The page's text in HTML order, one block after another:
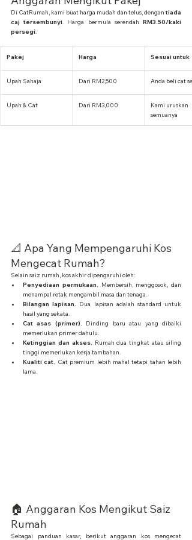
Di CatRumah, kami buat harga mudah dan telus, dengan tiada
caj tersembunyi. Harga bermula serendah RM3.50/kaki
persegi.
Pakej Harga Sesuai untuk
Upah Sahaja Dari RM2,500 Anda beli cat
Upah & Cat Dari RM3,000
Kami uruskan
semuanya
📐 Apa Yang Mempengaruhi Kos
Mengecat Rumah?
Selain saiz rumah, kos akhir dipengaruhi oleh:
Penyediaan permukaan. Membersih, menggosok, dan
menampal retak mengambil masa dan tenaga.
Bilangan lapisan. Dua lapisan adalah standard untuk
hasil yang sekata.
Cat asas (primer). Dinding baru atau yang dibaiki
memerlukan primer dahulu.
Ketinggian dan akses. Rumah dua tingkat atau siling
tinggi memerlukan kerja tambahan.
Kualiti cat. Cat premium lebih mahal tetapi tahan lebih
lama.
🏠 Anggaran Kos Mengikut Saiz
Rumah
Sebagai panduan kasar, berikut anggaran kos mengecat